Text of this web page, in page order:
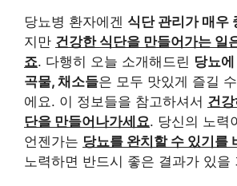
당뇨병 환자에겐 식단 관리가 매우
지만 건강한 식단을 만들어가는 일
죠. 다행히 오늘 소개해드린 당뇨
곡물, 채소들은 모두 맛있게 즐길
에요. 이 정보들을 참고하셔서 건
단을 만들어나가세요. 당신의 노력
언젠가는 당뇨를 완치할 수 있기를
노력하면 반드시 좋은 결과가 있을